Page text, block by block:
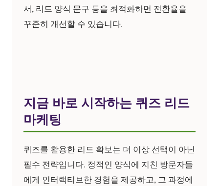
서, 리드 양식 문구 등을 최적화하면 전환율을
꾸준히 개선할 수 있습니다.
지금 바로 시작하는 퀴즈 리드
마케팅
퀴즈를 활용한 리드 확보는 더 이상 선택이 아닌
필수 전략입니다. 정적인 양식에 지친 방문자들
에게 인터랙티브한 경험을 제공하고, 그 과정에